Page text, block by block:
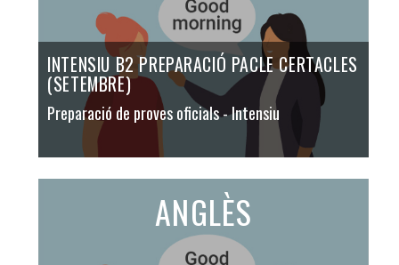
INTENSIU B2 PREPARACIÓ PACLE CERTACLES
(SETEMBRE)
Preparació de proves oficials- Intensiu
ANGLÈS